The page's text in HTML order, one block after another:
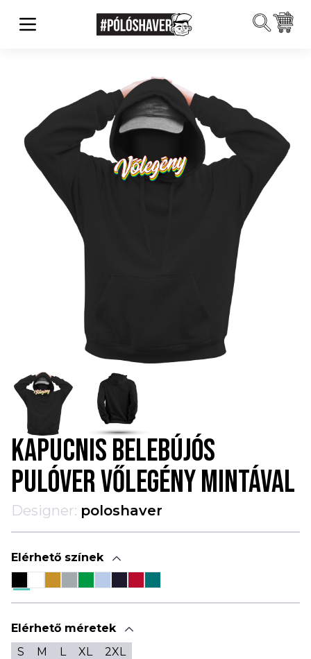
KAPUCNIS BELEBÚJÓS
PULÓVER VŐLEGÉNY MINTÁVAL
Designer: poloshaver
Elérhető színek
Elérhető méretek
S
M L XL 2XL